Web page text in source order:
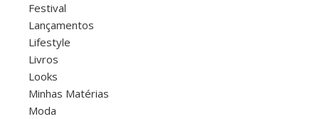
Festival
Lançamentos
Lifestyle
Livros
Looks
Minhas Matérias
Moda